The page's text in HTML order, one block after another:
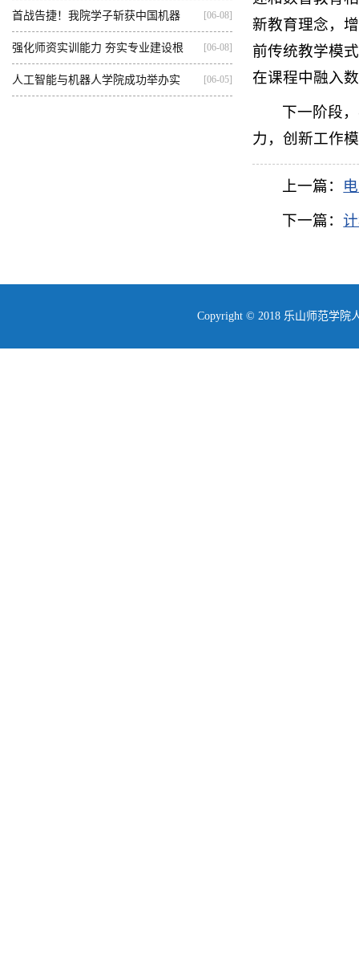
出...
首战告捷！我院学子斩获中国机器
人...
[06-08]
强化师资实训能力 夯实专业建设根
基...
[06-08]
人工智能与机器人学院成功举办实 [06-05]
新教育理念，
前传统教学模
在课程中融入
下一阶段
力，创新工作
上一篇：
下一篇：
Copyright © 2018 乐山师范学院